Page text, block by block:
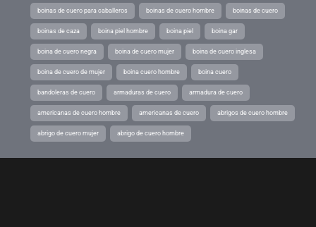
boinas de cuero para caballeros boinas de cuero hombre boinas de cuero
boinas de caza boina piel hombre boina piel boina gar
boina de cuero negra boina de cuero mujer boina de cuero inglesa
boina de cuero de mujer boina cuero hombre boina cuero
bandoleras de cuero armaduras de cuero armadura de cuero
americanas de cuero hombre americanas de cuero abrigos de cuero hombre
abrigo de cuero mujer abrigo de cuero hombre